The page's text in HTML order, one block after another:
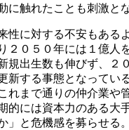
に触れたことも刺激と
性に対する不安もある
２０５０年には１億人
規出生数も伸びず、２
新する事態となってい
れまで通りの仲介業や
的には資本力のある大
」と危機感を募らせる。